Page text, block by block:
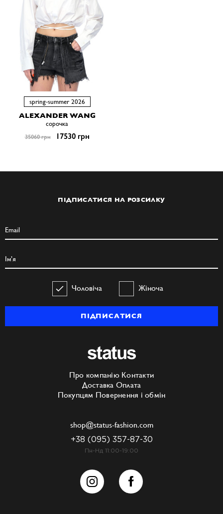
spring-summer 2026
ALEXANDER WANG
сорочка
35060 грн 17530 грн
ПІДПИСАТИСЯ НА РОЗСИЛКУ
Чоловіча Жіноча
ПІДПИСАТИСЯ
Про компанію Контакти
Доставка Оплата
Покупцям Повернення і обмін
shop@status-fashion.com
+38 (095) 357-87-30
Пн-Нд 11:00-19:00